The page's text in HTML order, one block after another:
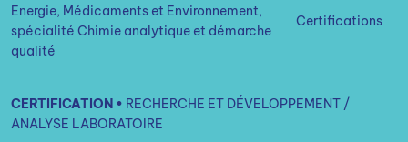
Energie, Médicaments et Environnement,
spécialité Chimie analytique et démarche
qualité
Certifications
CERTIFICATION • RECHERCHE ET DÉVELOPPEMENT /
ANALYSE LABORATOIRE